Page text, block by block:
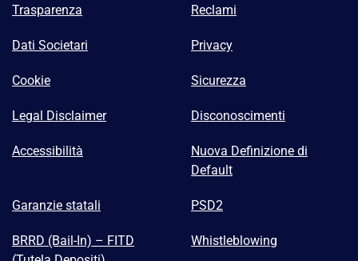
Trasparenza Reclami
Dati Societari Privacy
Cookie Sicurezza
Legal Disclaimer Disconoscimenti
Accessibilità
Nuova Definizione di
Default
Garanzie statali PSD2
BRRD (Bail-In) – FITD
Whistleblowing